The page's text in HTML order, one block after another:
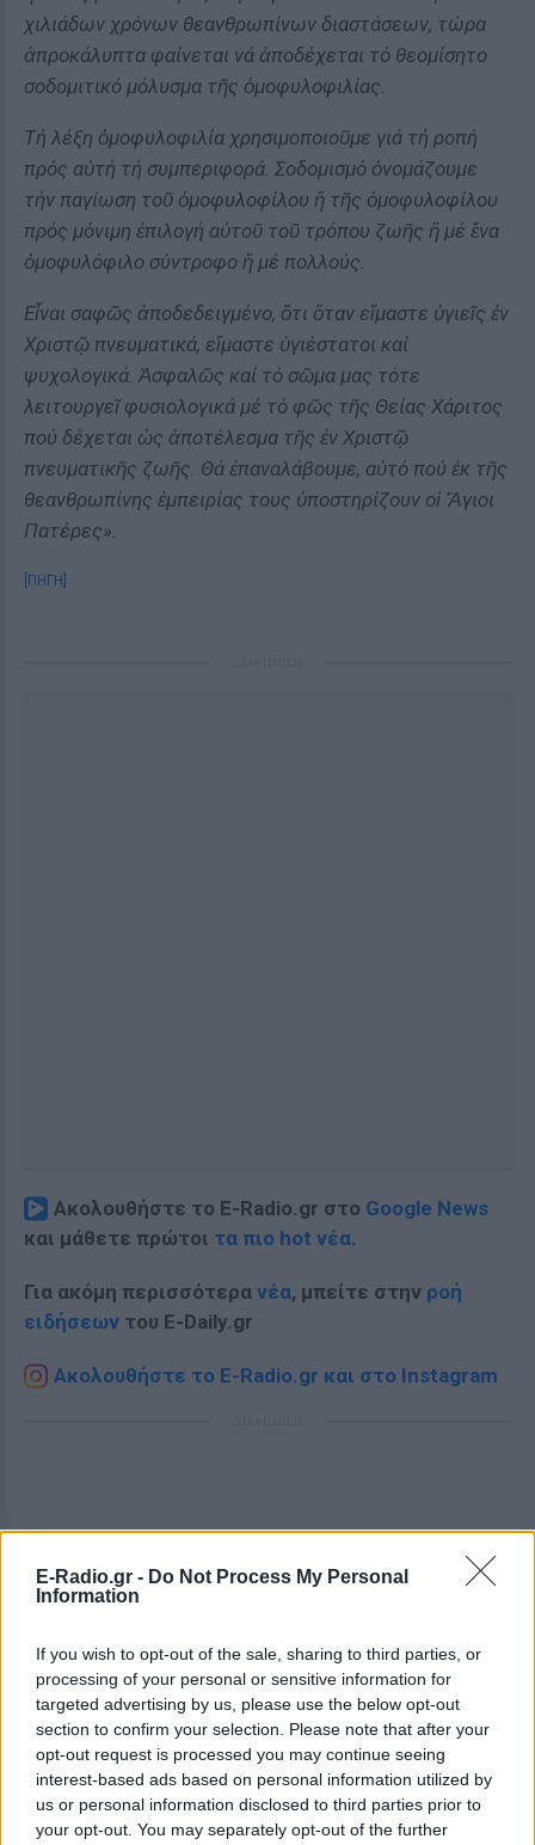
E-Radio.gr - Do Not Process My Personal
Information
If you wish to opt-out of the sale, sharing to third parties, or
processing of your personal or sensitive information for
targeted advertising by us, please use the below opt-out
section to confirm your selection. Please note that after your
opt-out request is processed you may continue seeing
interest-based ads based on personal information utilized by
us or personal information disclosed to third parties prior to
your opt-out. You may separately opt-out of the further
χιλιάδων χρόνων θεανθρωπίνων διαστάσεων, τώρα
ἀπροκάλυπτα φαίνεται νά ἀποδέχεται τό θεομίσητο
σοδομιτικό μόλυσμα τῆς ὁμοφυλοφιλίας.
Τή λέξη ὁμοφυλοφιλία χρησιμοποιοῦμε γιά τή ροπή
πρός αὐτή τή συμπεριφορά. Σοδομισμό ὀνομάζουμε
τήν παγίωση τοῦ ὁμοφυλοφίλου ἤ τῆς ὁμοφυλοφίλου
πρός μόνιμη ἐπιλογή αὐτοῦ τοῦ τρόπου ζωῆς ἤ μέ ἕνα
ὁμοφυλόφιλο σύντροφο ἤ μέ πολλούς.
Εἶναι σαφῶς ἀποδεδειγμένο, ὅτι ὅταν εἴμαστε ὑγιεῖς ἐν
Χριστῷ πνευματικά, εἴμαστε ὑγιέστατοι καί
ψυχολογικά. Ἀσφαλῶς καί τό σῶμα μας τότε
λειτουργεῖ φυσιολογικά μέ τό φῶς τῆς Θείας Χάριτος
πού δέχεται ὡς ἀποτέλεσμα τῆς ἐν Χριστῷ
πνευματικῆς ζωῆς. Θά ἐπαναλάβουμε, αὐτό πού ἐκ τῆς
θεανθρωπίνης ἐμπειρίας τους ὑποστηρίζουν οἱ Ἅγιοι
Πατέρες».
[ΠΗΓΗ]
Ακολουθήστε το E-Radio.gr στο Google News
και μάθετε πρώτοι τα πιο hot νέα.
Για ακόμη περισσότερα νέα, μπείτε στην ροή
ειδήσεων του E-Daily.gr
Ακολουθήστε το E-Radio.gr και στο Instagram